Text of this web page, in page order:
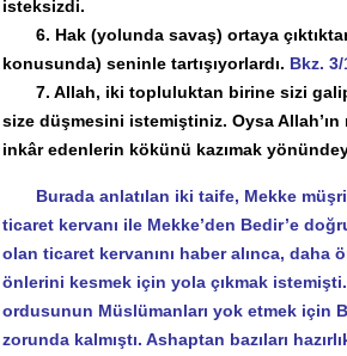
isteksizdi.
6. Hak (yolunda savaş) ortaya
konusunda) seninle tartışıyorlardı. Bkz.
7. Allah, iki topluluktan birine sizi galip
size düşmesini istemiştiniz. Oysa
inkâr edenlerin kökünü kazımak
Burada anlatılan iki taife, Mekke
ticaret kervanı ile Mekke’den Bedir’e
olan ticaret kervanını haber alınca, daha
önlerini kesmek için yola çıkmak
ordusunun Müslümanları yok etmek için
zorunda kalmıştı. Ashaptan bazıları